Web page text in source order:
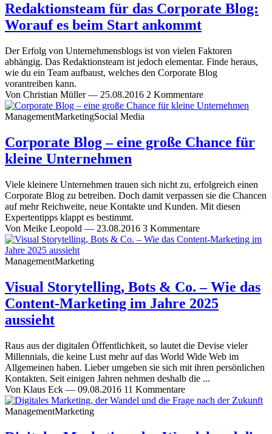
Redaktionsteam für das Corporate Blog:
Worauf es beim Start ankommt
Der Erfolg von Unternehmensblogs ist von vielen Faktoren
abhängig. Das Redaktionsteam ist jedoch elementar. Finde heraus,
wie du ein Team aufbaust, welches den Corporate Blog
vorantreiben kann.
Von Christian Müller— 25.08.2016 2 Kommentare
ManagementMarketingSocial Media
Corporate Blog – eine große Chance für
kleine Unternehmen
Viele kleinere Unternehmen trauen sich nicht zu, erfolgreich einen
Corporate Blog zu betreiben. Doch damit verpassen sie die Chancen
auf mehr Reichweite, neue Kontakte und Kunden. Mit diesen
Expertentipps klappt es bestimmt.
Von Meike Leopold — 23.08.2016 3 Kommentare
ManagementMarketing
Visual Storytelling, Bots & Co. – Wie das
Content-Marketing im Jahre 2025
aussieht
Raus aus der digitalen Öffentlichkeit, so lautet die Devise vieler
Millennials, die keine Lust mehr auf das World Wide Web im
Allgemeinen haben. Lieber umgeben sie sich mit ihren persönlichen
Kontakten. Seit einigen Jahren nehmen deshalb die ...
Von Klaus Eck — 09.08.2016 11 Kommentare
ManagementMarketing